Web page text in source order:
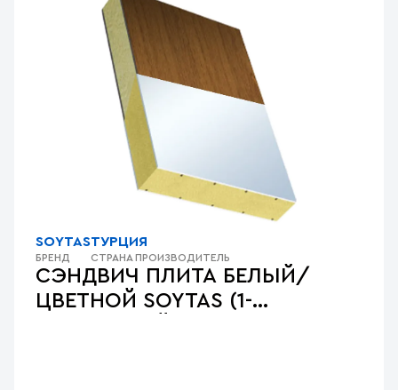
СЭНДВИЧ ПЛИТА БЕЛЫЙ/
ЦВЕТНОЙ SOYTAS (1-
SOYTAS
БРЕНД
ТУРЦИЯ
СТРАНА ПРОИЗВОДИТЕЛЬ